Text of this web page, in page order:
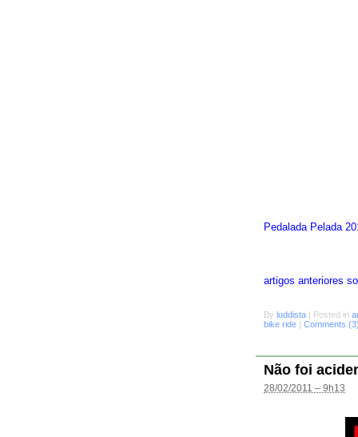
Pedalada Pelada
artigos anteriores
By luddista | Posted in
bike ride | Comments
Não foi
28/02/2011 – 9h13